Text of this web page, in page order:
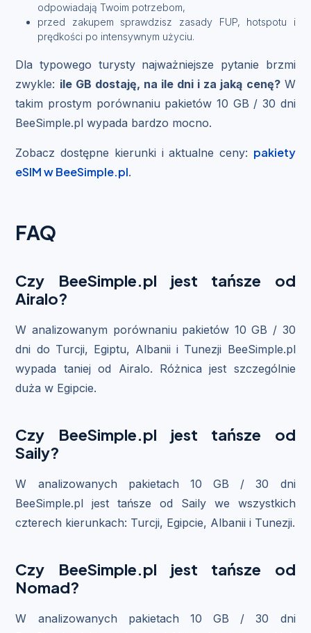
odpowiadają Twoim potrzebom,
przed zakupem sprawdzisz zasady FUP, hotspotu i
prędkości po intensywnym użyciu.
Dla typowego turysty najważniejsze pytanie brzmi
zwykle: ile GB dostaję, na ile dni i za jaką cenę?W
takim prostym porównaniu pakietów 10 GB / 30 dni
BeeSimple.pl wypada bardzo mocno.
Zobacz dostępne kierunki i aktualne ceny: pakiety
eSIM w BeeSimple.pl.
FAQ
Czy BeeSimple.pl jest tańsze od
Airalo?
W analizowanym porównaniu pakietów 10 GB / 30
dni do Turcji, Egiptu, Albanii i Tunezji BeeSimple.pl
wypada taniej od Airalo. Różnica jest szczególnie
duża w Egipcie.
Czy BeeSimple.pl jest tańsze od
Saily?
W analizowanych pakietach 10 GB / 30 dni
BeeSimple.pl jest tańsze od Saily we wszystkich
czterech kierunkach: Turcji, Egipcie, Albanii i Tunezji.
Czy BeeSimple.pl jest tańsze od
Nomad?
W analizowanych pakietach 10 GB / 30 dni